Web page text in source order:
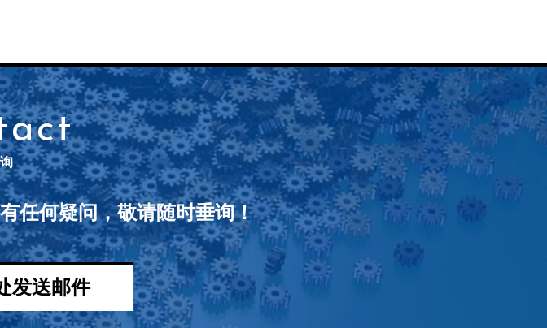
任何疑问，敬请随时垂询！
发送邮件